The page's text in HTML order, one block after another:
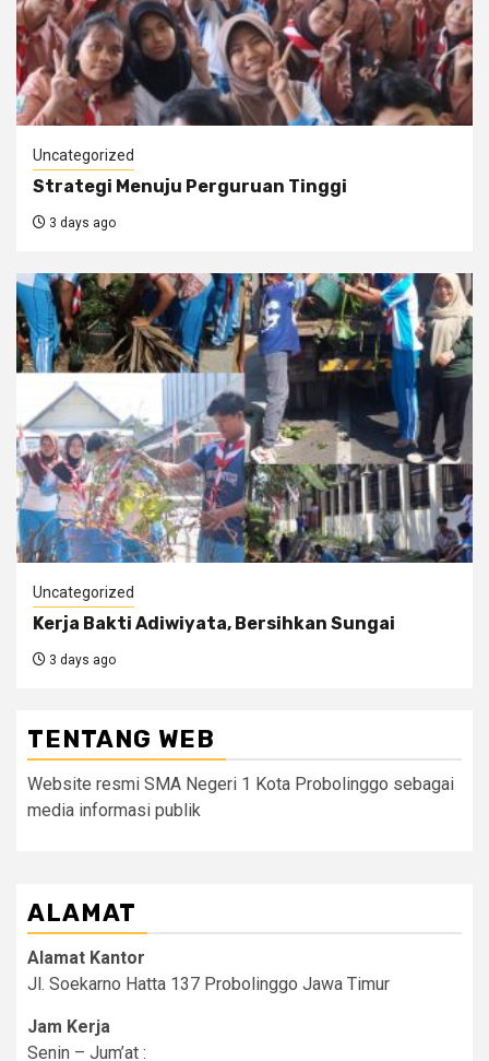
Uncategorized
Strategi Menuju Perguruan Tinggi
3 days ago
Uncategorized
Kerja Bakti Adiwiyata, Bersihkan Sungai
3 days ago
TENTANG WEB
Website resmi SMA Negeri 1 Kota Probolinggo sebagai
media informasi publik
ALAMAT
Alamat Kantor
Jl. Soekarno Hatta 137 Probolinggo Jawa Timur
Jam Kerja
Senin – Jum’at :